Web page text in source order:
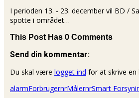
I perioden 13. - 23. december vil BD /
spotte i området…
This Post Has 0 Comments
Send din kommentar:
Du skal være logget ind for at skrive en
alarmForbrugernrMålernrSmart